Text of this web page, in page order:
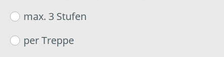
max. 3 Stufen
per Treppe